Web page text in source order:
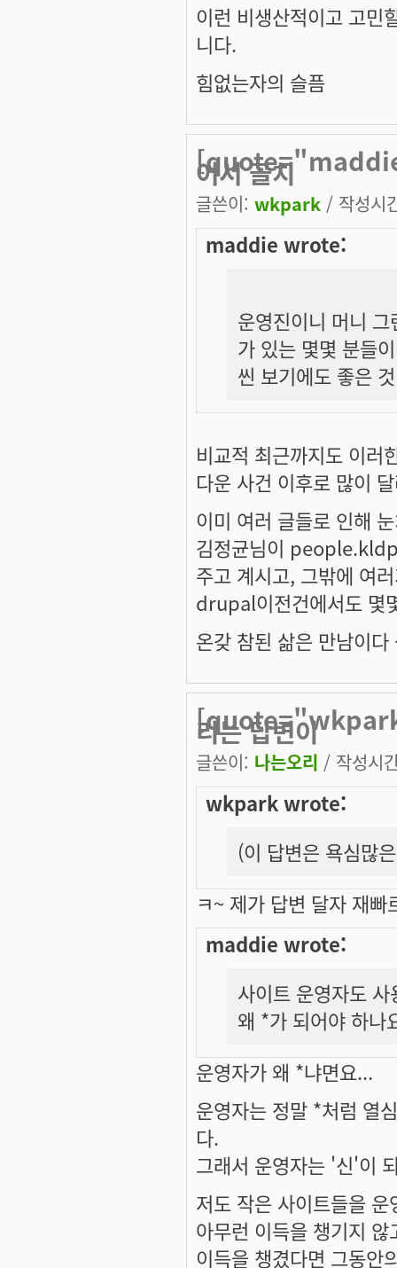
이런 비생산적이고 고민
니다.
힘없는자의 슬픔
어서 골치
글쓴이: wkpark / 작성시
maddie wrote:
운영진이니 머니
가 있는 몇몇 분들
씬 보기에도 좋은
비교적 최근까지도 이러
다운 사건 이후로 많이
이미 여러 글들로 인해
김정균님이
주고 계시고, 그밖에 여
drupal이전건에서도 몇
온갖 참된 삶은 만남이
리는 답변이
글쓴이: 나는오리 / 작성시
wkpark wrote:
(이 답변은 욕심많
ㅋ~ 제가 답변 달자 재
maddie wrote:
사이트 운영자도
왜 *가 되어야 하나
운영자가 왜 *냐면요...
운영자는 정말 *처럼 열
다.
그래서 운영자는 '신'이
저도 작은 사이트들을
아무런 이득을 챙기지
이득을 챙겼다면 그동안